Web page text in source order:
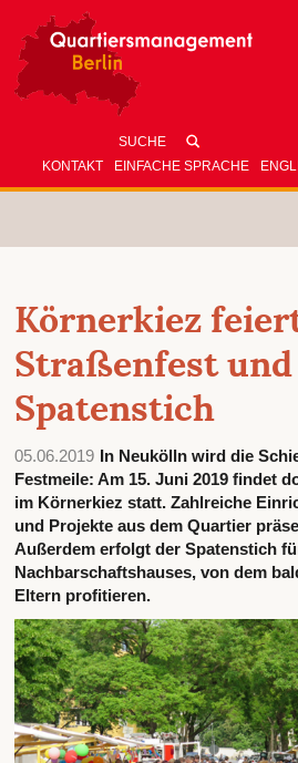
KONTAKT EINFACHE SPRACHE
Körnerkiez
Straßenfest und
Spatenstich
05.06.2019 In Neukölln wird die
Festmeile: Am 15. Juni 2019 findet
im Körnerkiez statt. Zahlreiche
und Projekte aus dem Quartier
Außerdem erfolgt der Spatenstich
Nachbarschaftshauses, von dem
Eltern profitieren.